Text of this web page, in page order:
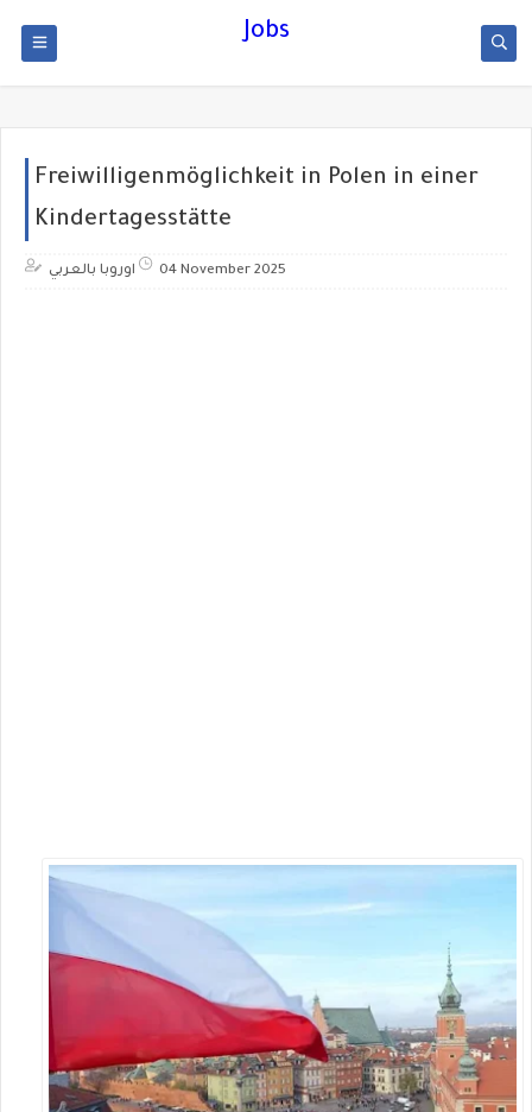
Jobs
Freiwilligenmöglichkeit in Polen in einer
Kindertagesstätte
اوروبا بالعربي 04 November 2025